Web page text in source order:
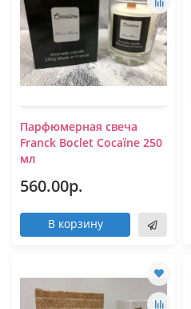
Парфюмерная свеча
Franck Boclet Cocaïne 250
мл
560.00р.
В корзину